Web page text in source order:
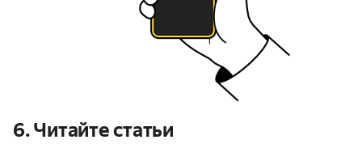
6. Читайте статьи